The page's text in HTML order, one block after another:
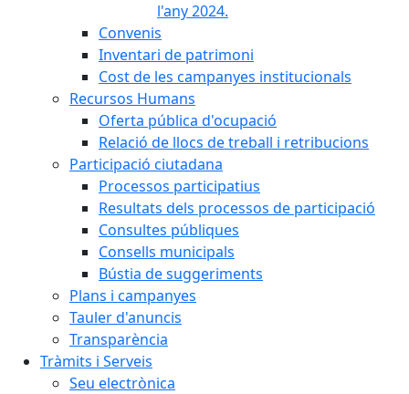
l'any 2024.
Convenis
Inventari de patrimoni
Cost de les campanyes institucionals
Recursos Humans
Oferta pública d'ocupació
Relació de llocs de treball i retribucions
Participació ciutadana
Processos participatius
Resultats dels processos de participació
Consultes públiques
Consells municipals
Bústia de suggeriments
Plans i campanyes
Tauler d'anuncis
Transparència
Tràmits i Serveis
Seu electrònica